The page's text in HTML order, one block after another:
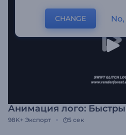
Анимация лого:
98K+ Экспорт 5 сек
CHANGE